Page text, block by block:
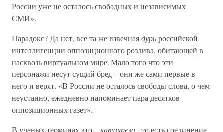
России уже не осталось свободных и независимых
СМИ».
Парадокс? Да нет, все та же извечнаядурьроссийской
интеллигенции оппозиционного розлива, обитающей в
насквозь виртуальном мире. Мало того что эти
персонажи несут сущий бред – они же сами первые в
него и верят. «В России не осталось свободы слова, о чем
неустанно, ежедневно напоминает пара десятков
оппозиционных газет».
В ученых терминах это –катахреза , то есть соединение